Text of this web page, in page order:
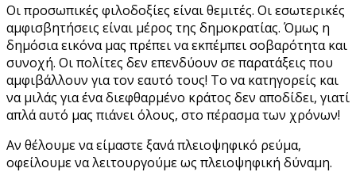
Οι προσωπικές φιλοδοξίες είναι θεμιτές. Οι εσωτερικές
αμφισβητήσεις είναι μέρος της δημοκρατίας. Όμως η
δημόσια εικόνα μας πρέπει να εκπέμπει σοβαρότητα και
συνοχή. Οι πολίτες δεν επενδύουν σε παρατάξεις που
αμφιβάλλουν για τον εαυτό τους! Το να κατηγορείς και
να μιλάς για ένα διεφθαρμένο κράτος δεν αποδίδει, γιατί
απλά αυτό μας πιάνει όλους, στο πέρασμα των χρόνων!
Αν θέλουμε να είμαστε ξανά πλειοψηφικό ρεύμα,
οφείλουμε να λειτουργούμε ως πλειοψηφική δύναμη.